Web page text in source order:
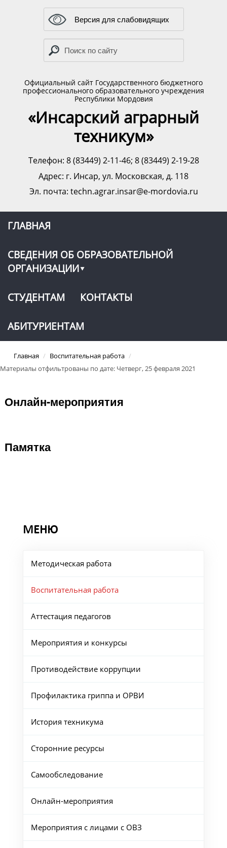
Версия для слабовидящих
Официальный сайт Государственного бюджетного
профессионального образовательного учреждения
Республики Мордовия
«Инсарский аграрный
техникум»
Телефон: 8 (83449) 2-11-46; 8 (83449) 2-19-28
Адрес: г. Инсар, ул. Московская, д. 118
Эл. почта: techn.agrar.insar@e-mordovia.ru
ГЛАВНАЯ
СВЕДЕНИЯ ОБ ОБРАЗОВАТЕЛЬНОЙ
ОРГАНИЗАЦИИ
СТУДЕНТАМ КОНТАКТЫ
АБИТУРИЕНТАМ
Главная / Воспитательная работа /
Материалы отфильтрованы по дате: Четверг, 25 февраля 2021
Онлайн-мероприятия
Памятка
МЕНЮ
Методическая работа
Воспитательная работа
Аттестация педагогов
Мероприятия и конкурсы
Противодействие коррупции
Профилактика гриппа и ОРВИ
История техникума
Сторонние ресурсы
Самообследование
Онлайн-мероприятия
Мероприятия с лицами с ОВЗ